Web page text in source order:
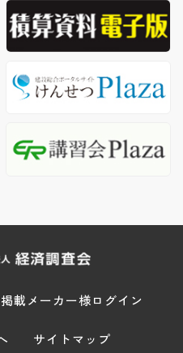
掲載メーカー様ログイン
サイトマップ